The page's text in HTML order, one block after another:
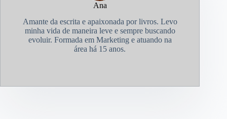
Ana
Amante da escrita e apaixonada por livros. Levo
minha vida de maneira leve e sempre buscando
evoluir. Formada em Marketing e atuando na
área há 15 anos.